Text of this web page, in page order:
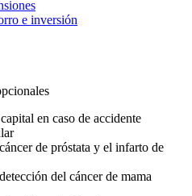
e inversión
en caso de accidente
de próstata y el infarto de
del cáncer de mama